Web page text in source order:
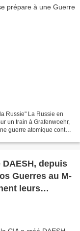
Russie" La Russie en
un train à Grafenwoehr,
guerre atomique contre
DAESH, depuis
Guerres au M-
leurs